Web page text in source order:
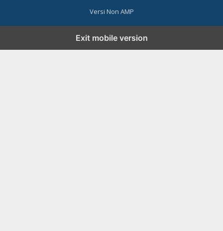
Versi Non AMP
Exit mobile version